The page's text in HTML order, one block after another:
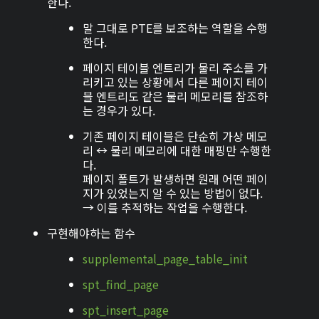
말 그대로 PTE를 보조하는 역할을 수행
한다.
페이지 테이블 엔트리가 물리 주소를 가
리키고 있는 상황에서 다른 페이지 테이
블 엔트리도 같은 물리 메모리를 참조하
는 경우가 있다.
기존 페이지 테이블은 단순히 가상 메모
리 ↔ 물리 메모리에 대한 매핑만 수행한
다.
페이지 폴트가 발생하면 원래 어떤 페이
지가 있었는지 알 수 있는 방법이 없다.
→ 이를 추적하는 작업을 수행한다.
구현해야하는 함수
supplemental_page_table_init
spt_find_page
spt_insert_page